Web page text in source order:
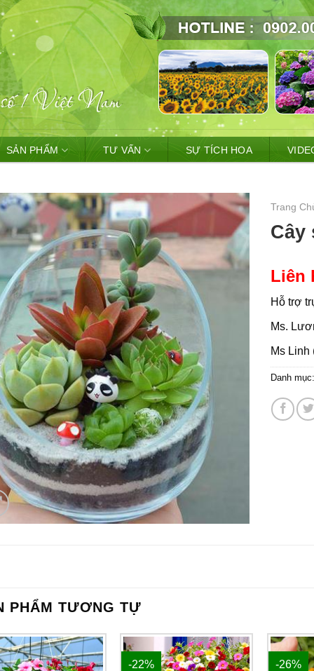
SẢN PHẨM TƯ VẤN SỰ TÍCH HOA
Trang
Cây
Liên
Hỗ trợ
Ms.
Ms Linh
Danh
PHẨM TƯƠNG TỰ
-22% -26%